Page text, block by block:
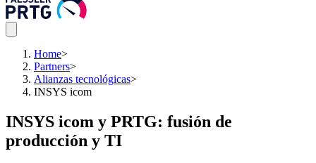
Home>
Partners>
Alianzas tecnológicas>
INSYS icom
INSYS icom y PRTG: fusión de
producción y TI